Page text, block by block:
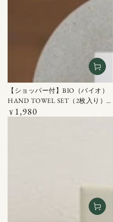
【ショッパー付】BIO（バイオ）
HAND TOWEL SET（2枚入り）イ
エロー / ブラウン
定
¥ 1,980